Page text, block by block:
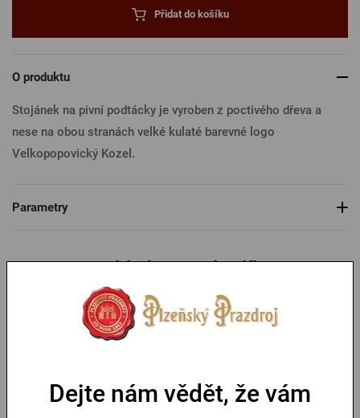
PŘIHLÁSIT PŘES SEZNAM
Přidat do košíku
O produktu
Stojánek na pivní podtácky je vyroben z poctivého dřeva a
nese na obou stranách velké kulaté barevné logo
Velkopopovický Kozel.
Parametry
Mohlo by se vám líbit
Dejte nám vědět, že vám